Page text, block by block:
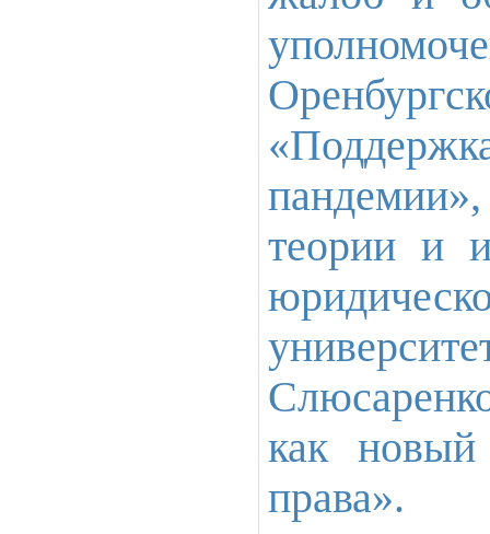
теории и
как новый
права».